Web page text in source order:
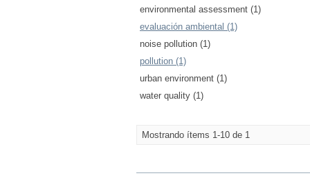
environmental assessment (1)
evaluación ambiental (1)
noise pollution (1)
pollution (1)
urban environment (1)
water quality (1)
Mostrando ítems 1-10 de 1